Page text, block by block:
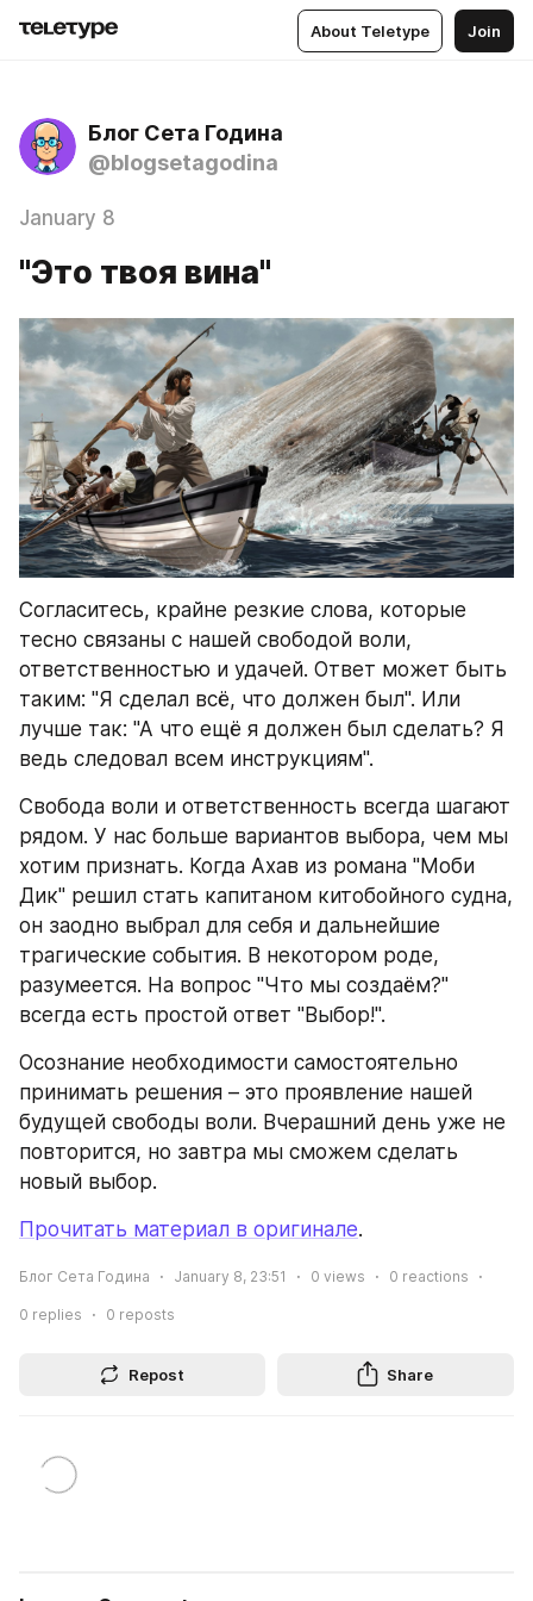
About Teletype Join
Блог Сета Година
@blogsetagodina
January 8
"Это твоя вина"
Согласитесь, крайне резкие слова, которые
тесно связаны с нашей свободой воли,
ответственностью и удачей. Ответ может быть
таким: "Я сделал всё, что должен был". Или
лучше так: "А что ещё я должен был сделать? Я
ведь следовал всем инструкциям".
Свобода воли и ответственность всегда шагают
рядом. У нас больше вариантов выбора, чем мы
хотим признать. Когда Ахав из романа "Моби
Дик" решил стать капитаном китобойного судна,
он заодно выбрал для себя и дальнейшие
трагические события. В некотором роде,
разумеется. На вопрос "Что мы создаём?"
всегда есть простой ответ "Выбор!".
Осознание необходимости самостоятельно
принимать решения – это проявление нашей
будущей свободы воли. Вчерашний день уже не
повторится, но завтра мы сможем сделать
новый выбор.
Прочитать материал в оригинале.
Блог Сета Година January 8, 23:51 0 views 0 reactions
0 replies 0 reposts
Repost Share